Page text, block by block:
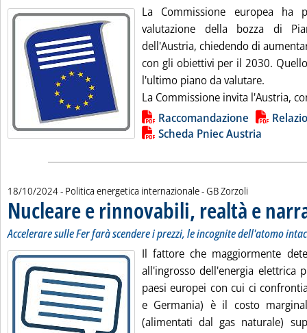
La Commissione europea ha
valutazione della bozza di
dell'Austria, chiedendo di
con gli obiettivi per il 2030.
l'ultimo piano da valutare.
La Commissione invita l'Austria,
Lista allegati PDF alla notiziaRaccomandazione
Scheda Pniec Austria
18/10/2024- Politica energetica internazionale -di:
GB Zorzoli
Nucleare e rinnovabili, realtà e
Accelerare sulle Fer farà scendere i prezzi, le incognite dell'atomo
Il fattore che maggiormente
all'ingrosso dell'energia elettrica
paesi europei con cui ci
e Germania) è il costo
(alimentati dal gas naturale)